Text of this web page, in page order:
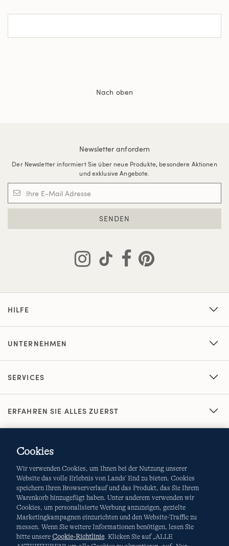
Nach oben
Newsletter anfordern
Der Newsletter informiert Sie über neue Produkte, besondere Aktionen
und exklusive Angebote.
SENDEN
HILFE
UNTERNEHMEN
SERVICES
ERFAHREN SIE ALLES ZUERST
AGB Datenschutz & Sicherheit
Cookies-Ich möchte auswählen Site Map
Internationale Websites
Cookies
Wir verwenden Cookies, um Ihnen bei der Nutzung unserer
Website das volle Erlebnis von Lands' End zu bieten. Cookies
speichern Ihren Browserverlauf und das Produkt, das Sie Ihrem
Warenkorb hinzugefügt haben. Unter anderem verwenden wir
Cookies, um personalisierte Werbung anzuzeigen, gezielte
Marketingkampagnen einzurichten und den Website-Traffic zu
messen. Wenn Sie weitere Informationen benötigen, lesen Sie
bitte unsere Cookie-Richtlinie. Klicken Sie auf „ALLE